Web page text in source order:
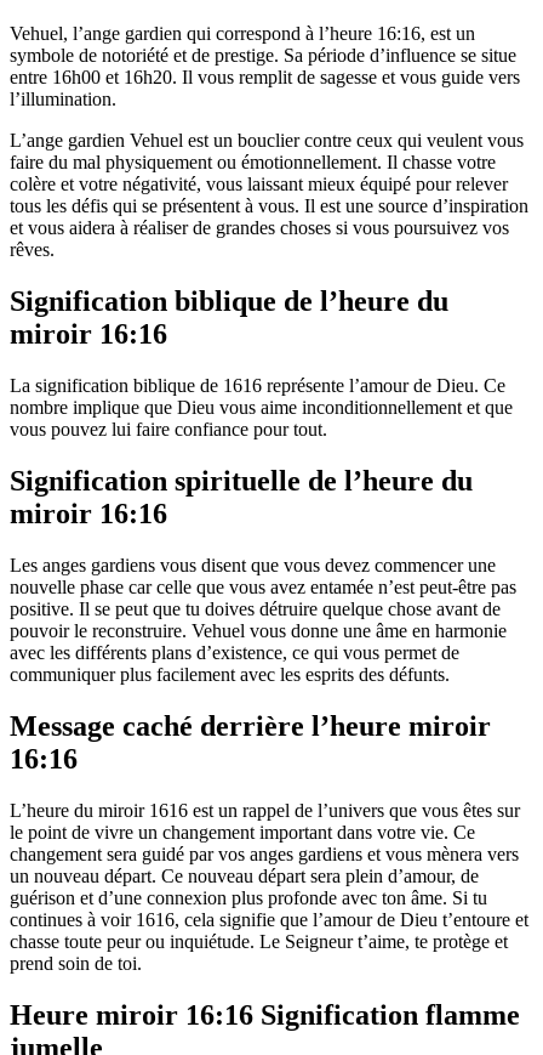
Vehuel, l’ange gardien qui correspond à l’heure 16:16, est un
symbole de notoriété et de prestige. Sa période d’influence se situe
entre 16h00 et 16h20. Il vous remplit de sagesse et vous guide vers
l’illumination.
L’ange gardien Vehuel est un bouclier contre ceux qui veulent vous
faire du mal physiquement ou émotionnellement. Il chasse votre
colère et votre négativité, vous laissant mieux équipé pour relever
tous les défis qui se présentent à vous. Il est une source d’inspiration
et vous aidera à réaliser de grandes choses si vous poursuivez vos
rêves.
Signification biblique de l’heure du
miroir 16:16
La signification biblique de 1616 représente l’amour de Dieu. Ce
nombre implique que Dieu vous aime inconditionnellement et que
vous pouvez lui faire confiance pour tout.
Signification spirituelle de l’heure du
miroir 16:16
Les anges gardiens vous disent que vous devez commencer une
nouvelle phase car celle que vous avez entamée n’est peut-être pas
positive. Il se peut que tu doives détruire quelque chose avant de
pouvoir le reconstruire. Vehuel vous donne une âme en harmonie
avec les différents plans d’existence, ce qui vous permet de
communiquer plus facilement avec les esprits des défunts.
Message caché derrière l’heure miroir
16:16
L’heure du miroir 1616 est un rappel de l’univers que vous êtes sur
le point de vivre un changement important dans votre vie. Ce
changement sera guidé par vos anges gardiens et vous mènera vers
un nouveau départ. Ce nouveau départ sera plein d’amour, de
guérison et d’une connexion plus profonde avec ton âme. Si tu
continues à voir 1616, cela signifie que l’amour de Dieu t’entoure et
chasse toute peur ou inquiétude. Le Seigneur t’aime, te protège et
prend soin de toi.
Heure miroir 16:16 Signification flamme
jumelle